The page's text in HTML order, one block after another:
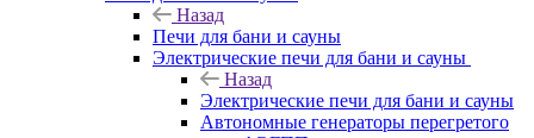
Назад
Печи для бани и сауны
Электрические печи для бани и сауны
Назад
Электрические печи для бани и сауны
Автономные генераторы перегретого